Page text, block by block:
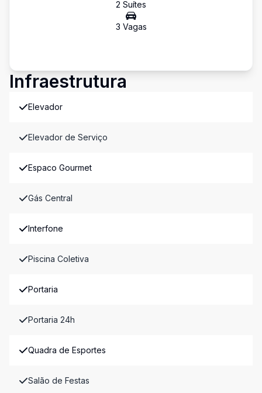
2 Suítes
3 Vagas
Infraestrutura
Elevador
Elevador de Serviço
Espaco Gourmet
Gás Central
Interfone
Piscina Coletiva
Portaria
Portaria 24h
Quadra de Esportes
Salão de Festas